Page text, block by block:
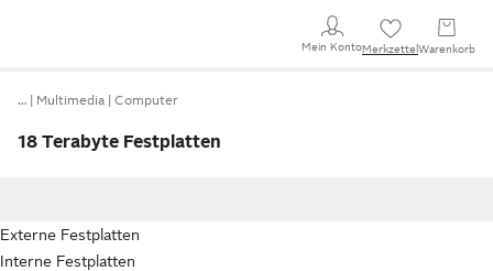
Mein KontoMerkzettel Warenkorb
… Multimedia Computer
18 Terabyte Festplatten
Externe Festplatten
Interne Festplatten